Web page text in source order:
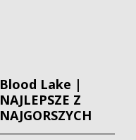
Blood Lake |
NAJLEPSZE Z
NAJGORSZYCH